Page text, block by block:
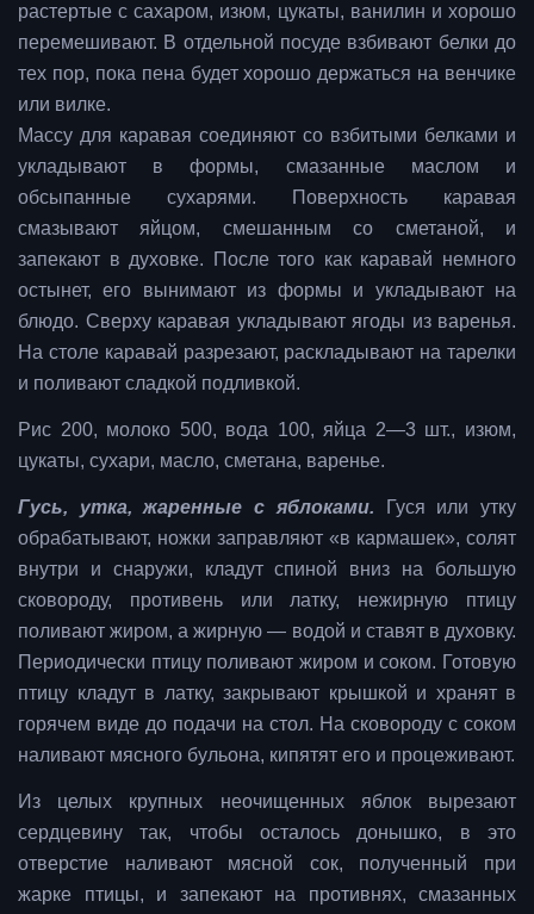
растертые с сахаром, изюм, цукаты, ванилин и хорошо
перемешивают. В отдельной посуде взбивают белки до
тех пор, пока пена будет хорошо держаться на венчике
или вилке.
Массу для каравая соединяют со взбитыми белками и
укладывают в формы, смазанные маслом и
обсыпанные сухарями. Поверхность каравая
смазывают яйцом, смешанным со сметаной, и
запекают в духовке. После того как каравай немного
остынет, его вынимают из формы и укладывают на
блюдо. Сверху каравая укладывают ягоды из варенья.
На столе каравай разрезают, раскладывают на тарелки
и поливают сладкой подливкой.
Рис 200, молоко 500, вода 100, яйца 2—3 шт., изюм,
цукаты, сухари, масло, сметана, варенье.
Гусь, утка, жаренные с яблоками.
Гуся или утку
обрабатывают, ножки заправляют «в кармашек», солят
внутри и снаружи, кладут спиной вниз на большую
сковороду, противень или латку, нежирную птицу
поливают жиром, а жирную — водой и ставят в духовку.
Периодически птицу поливают жиром и соком. Готовую
птицу кладут в латку, закрывают крышкой и хранят в
горячем виде до подачи на стол. На сковороду с соком
наливают мясного бульона, кипятят его и процеживают.
Из целых крупных неочищенных яблок вырезают
сердцевину так, чтобы осталось донышко, в это
отверстие наливают мясной сок, полученный при
жарке птицы, и запекают на противнях, смазанных